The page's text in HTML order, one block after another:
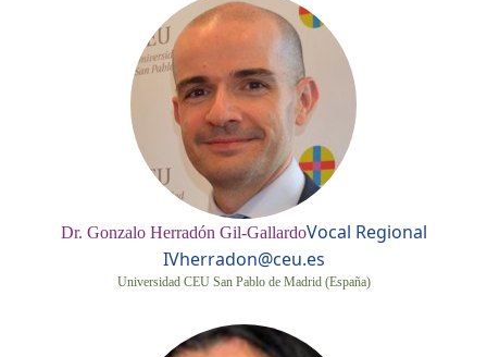
Dr. Gonzalo Herradón Gil-GallardoVocal Regional
IVherradon@ceu.es
Universidad CEU San Pablo de Madrid (España)